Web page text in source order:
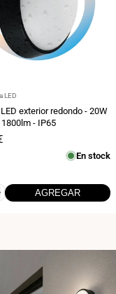
LED
exterior redondo - 20W
1800lm - IP65
En stock
AGREGAR